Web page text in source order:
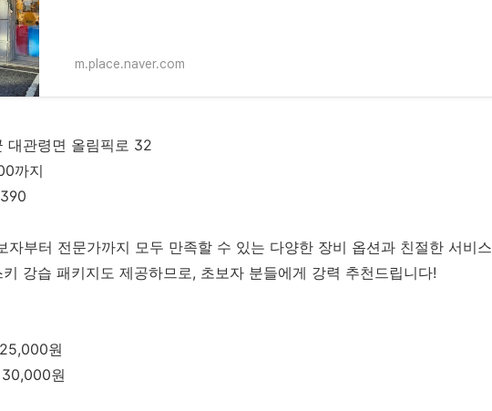
m.place.naver.com
대관령면 올림픽로 32
까지
자부터 전문가까지 모두 만족할 수 있는 다양한 장비 옵션과 친절한 서비스
강습 패키지도 제공하므로, 초보자 분들에게 강력 추천드립니다!
원
원